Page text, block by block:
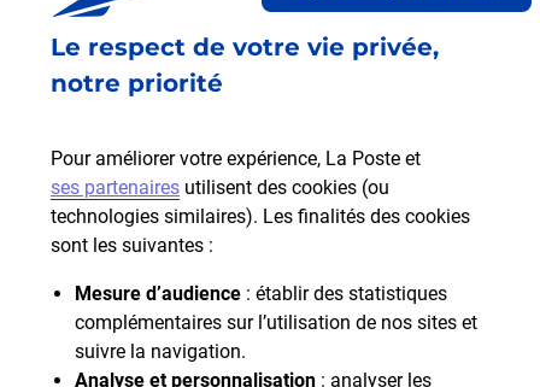
Le respect de votre vie privée,
notre priorité
Pour améliorer votre expérience, La Poste et
ses partenaires utilisent des cookies (ou
technologies similaires). Les finalités des cookies
sont les suivantes :
Mesure d’audience : établir des statistiques
complémentaires sur l’utilisation de nos sites et
suivre la navigation.
Analyse et personnalisation : analyser les
Restons connectés
Suivez-nous sur Linkedin
Suivez-nous sur Youtube
Suivez-nous sur x
Qui sommes-nous?
Nos tarifs
Aide et outils
RETOUR EN HAUT